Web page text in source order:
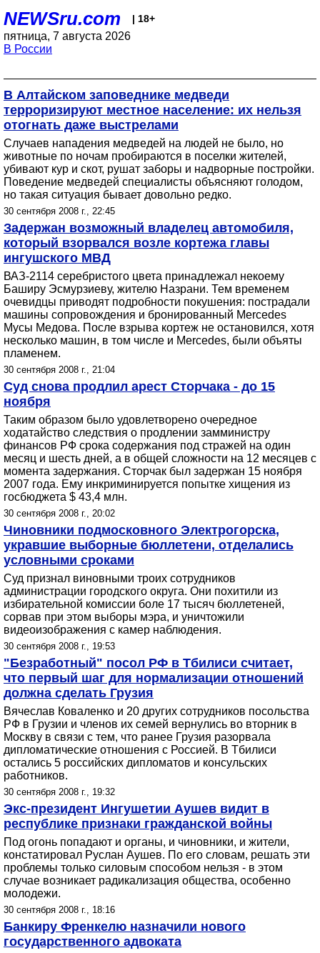
NEWSru.com | 18+
пятница, 7 августа 2026
В России
В Алтайском заповеднике медведи
терроризируют местное население: их нельзя
отогнать даже выстрелами
Случаев нападения медведей на людей не было, но
животные по ночам пробираются в поселки жителей,
убивают кур и скот, рушат заборы и надворные постройки.
Поведение медведей специалисты объясняют голодом,
но такая ситуация бывает довольно редко.
30 сентября 2008 г., 22:45
Задержан возможный владелец автомобиля,
который взорвался возле кортежа главы
ингушского МВД
ВАЗ-2114 серебристого цвета принадлежал некоему
Баширу Эсмурзиеву, жителю Назрани. Тем временем
очевидцы приводят подробности покушения: пострадали
машины сопровождения и бронированный Mercedes
Мусы Медова. После взрыва кортеж не остановился, хотя
несколько машин, в том числе и Mercedes, были объяты
пламенем.
30 сентября 2008 г., 21:04
Суд снова продлил арест Сторчака - до 15
ноября
Таким образом было удовлетворено очередное
ходатайство следствия о продлении замминистру
финансов РФ срока содержания под стражей на один
месяц и шесть дней, а в общей сложности на 12 месяцев с
момента задержания. Сторчак был задержан 15 ноября
2007 года. Ему инкриминируется попытке хищения из
госбюджета $ 43,4 млн.
30 сентября 2008 г., 20:02
Чиновники подмосковного Электрогорска,
укравшие выборные бюллетени, отделались
условными сроками
Суд признал виновными троих сотрудников
администрации городского округа. Они похитили из
избирательной комиссии боле 17 тысяч бюллетеней,
сорвав при этом выборы мэра, и уничтожили
видеоизображения с камер наблюдения.
30 сентября 2008 г., 19:53
"Безработный" посол РФ в Тбилиси считает,
что первый шаг для нормализации отношений
должна сделать Грузия
Вячеслав Коваленко и 20 других сотрудников посольства
РФ в Грузии и членов их семей вернулись во вторник в
Москву в связи с тем, что ранее Грузия разорвала
дипломатические отношения с Россией. В Тбилиси
остались 5 российских дипломатов и консульских
работников.
30 сентября 2008 г., 19:32
Экс-президент Ингушетии Аушев видит в
республике признаки гражданской войны
Под огонь попадают и органы, и чиновники, и жители,
констатировал Руслан Аушев. По его словам, решать эти
проблемы только силовым способом нельзя - в этом
случае возникает радикализация общества, особенно
молодежи.
30 сентября 2008 г., 18:16
Банкиру Френкелю назначили нового
государственного адвоката